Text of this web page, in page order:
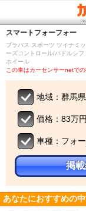
スマート フォーフォー
ブラバス スポーツ ツイナミ
ーズコントロール/パドルシ
ホイール
この車はカーセンサーnetで
地域：群馬県
価格：83万
車種：フォ
掲
あなたにおすすめの